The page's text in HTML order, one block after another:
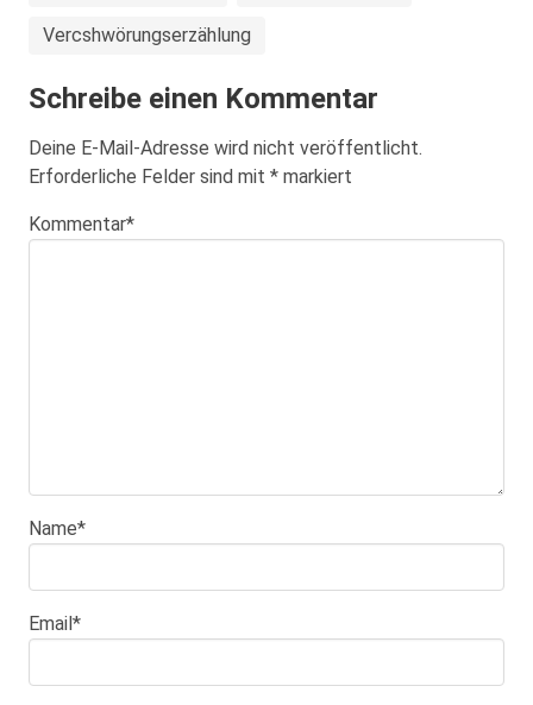
Vercshwörungserzählung
Schreibe einen Kommentar
Deine E-Mail-Adresse wird nicht veröffentlicht.
Erforderliche Felder sind mit * markiert
Kommentar*
Name*
Email*